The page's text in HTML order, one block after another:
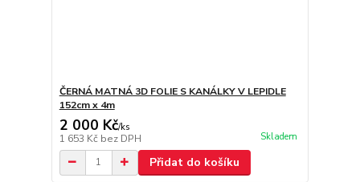
ČERNÁ MATNÁ 3D FOLIE S KANÁLKY V LEPIDLE
152cm x 4m
2 000 Kč/ks
1 653 Kč bez DPH Skladem
Přidat do košíku